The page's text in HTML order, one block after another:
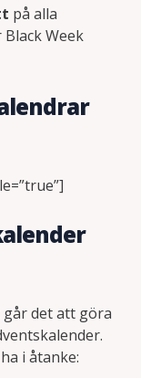
på alla
Week
går det att göra
i åtanke: